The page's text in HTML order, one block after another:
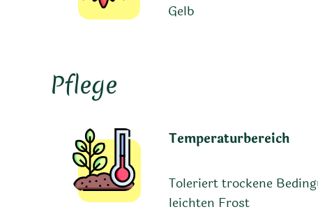
Gelb
Pflege
Temperaturbereich
Toleriert trockene
leichten Frost